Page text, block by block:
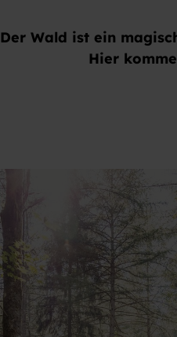
Der Wald ist ein
Hier